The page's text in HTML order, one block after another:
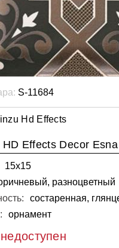
S-11684
Hd Effects
HD Effects Decor
15х15
разноцветный
состаренная,
орнамент